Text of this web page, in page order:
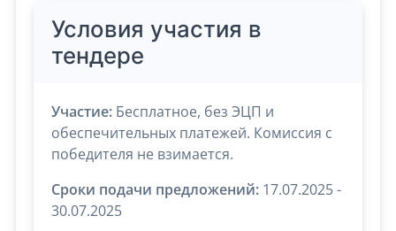
Условия участия в
тендере
Участие: Бесплатное, без ЭЦП и
обеспечительных платежей. Комиссия с
победителя не взимается.
Сроки подачи предложений: 17.07.2025 -
30.07.2025